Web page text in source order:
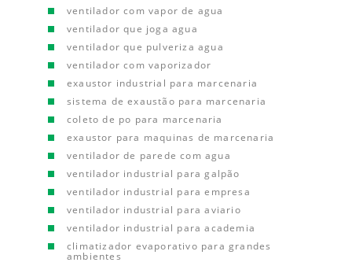
ventilador com vapor de agua
ventilador que joga agua
ventilador que pulveriza agua
ventilador com vaporizador
exaustor industrial para marcenaria
sistema de exaustão para marcenaria
coleto de po para marcenaria
exaustor para maquinas de marcenaria
ventilador de parede com agua
ventilador industrial para galpão
ventilador industrial para empresa
ventilador industrial para aviario
ventilador industrial para academia
climatizador evaporativo para grandes
ambientes